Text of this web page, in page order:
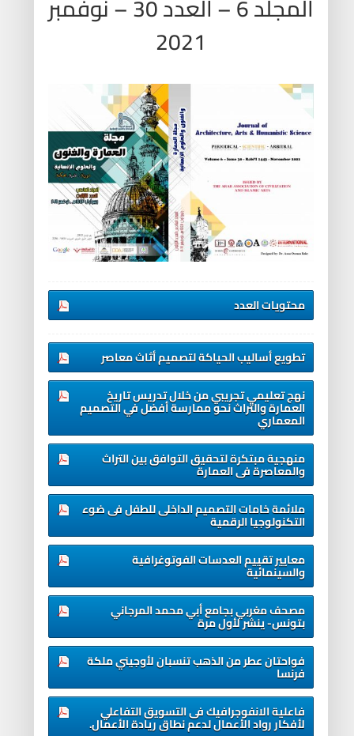
المجلد 6 – العدد 30 – نوفمبر
2021
محتويات العدد
تطويع أساليب الحياكة لتصميم أثاث معاصر
نهج تعليمي تجريبي من خلال تدريس تاريخ
العمارة والتراث نحو ممارسة أفضل في التصميم
المعماري
منهجیة مبتکرة لتحقیق التوافق بین التراث
والمعاصرة فی العمارة
ملائمة خامات التصميم الداخلى للطفل فى ضوء
التكنولوجيا الرقمية
معايير تقييم العدسات الفوتوغرافية
والسينمائية
مصحف مغربي بجامع أبي محمد المرجاني
بتونس- ينشر لأول مرة
فواحتان عطر من الذهب تنسبان لأوجيني ملكة
فرنسا
فاعلية الانفوجرافيك فى التسويق التفاعلي
لأفكار رواد الأعمال لدعم نطاق ريادة الأعمال.